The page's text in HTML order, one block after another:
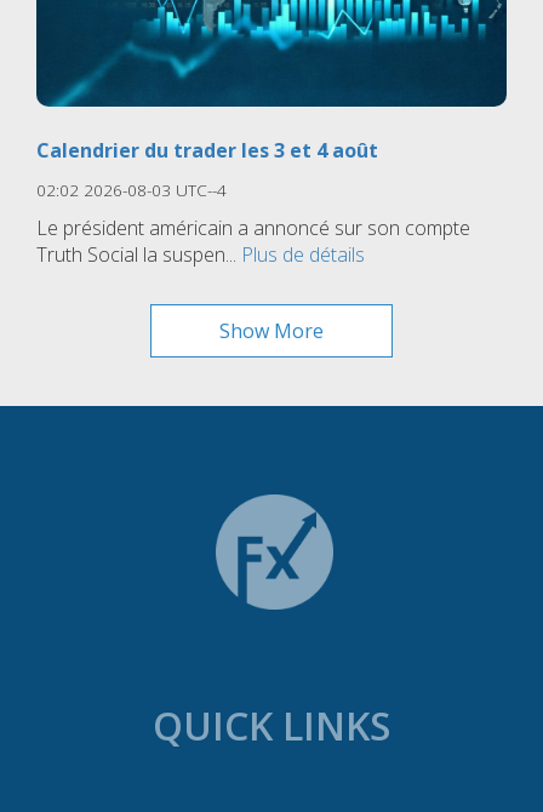
Calendrier du trader les 3 et 4 août
02:02 2026-08-03 UTC--4
Le président américain a annoncé sur son compte
Truth Social la suspen... Plus de détails
Show More
QUICK LINKS